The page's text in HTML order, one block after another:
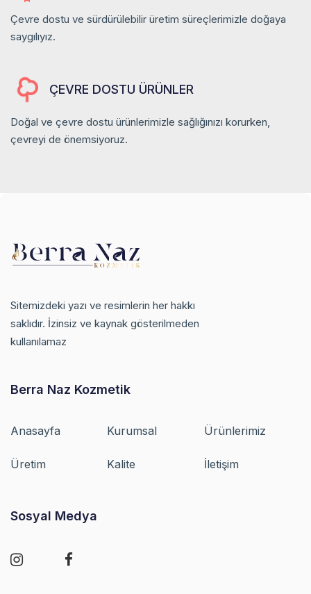
Çevre dostu ve sürdürülebilir üretim süreçlerimizle doğaya
saygılıyız.
ÇEVRE DOSTU ÜRÜNLER
Doğal ve çevre dostu ürünlerimizle sağlığınızı korurken,
çevreyi de önemsiyoruz.
Sitemizdeki yazı ve resimlerin her hakkı
saklıdır. İzinsiz ve kaynak gösterilmeden
kullanılamaz
Berra Naz Kozmetik
Anasayfa Kurumsal Ürünlerimiz
Üretim Kalite İletişim
Sosyal Medya